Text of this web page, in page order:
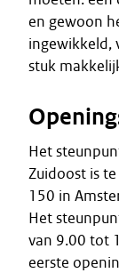
en gewoon
ingewikkeld,
stuk
Het
Zuidoost is
150 in
Het
van 9.00 tot
eerste